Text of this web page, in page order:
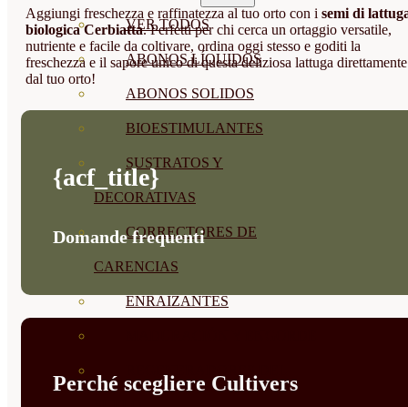
VER TODOS
ABONOS LÍQUIDOS
ABONOS SOLIDOS
BIOESTIMULANTES
SUSTRATOS Y
DECORATIVAS
CORRECTORES DE
CARENCIAS
ENRAIZANTES
Aggiungi freschezza e raffinatezza al tuo orto con i semi di
biologica Cerbiatta. Perfetti per chi cerca un ortaggio versatile,
nutriente e facile da coltivare, ordina oggi stesso e goditi la
freschezza e il sapore unico di questa deliziosa lattuga direttamente
dal tuo orto!
{acf_title}
Domande frequenti
Perché scegliere Cultivers